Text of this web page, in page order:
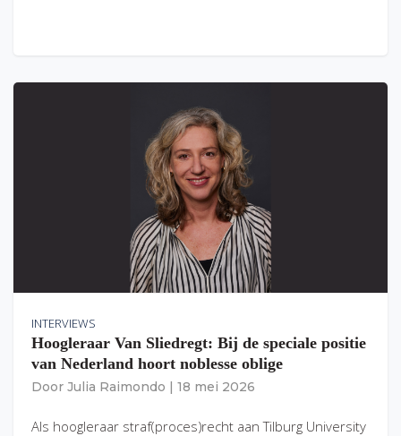
INTERVIEWS
Hoogleraar Van Sliedregt: Bij de speciale positie
van Nederland hoort noblesse oblige
Door Julia Raimondo 18 mei 2026
Als hoogleraar straf(proces)recht aan Tilburg University